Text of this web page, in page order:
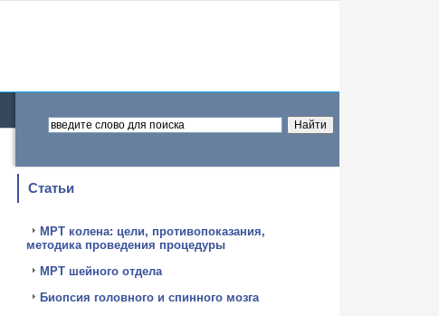
Статьи
МРТ колена: цели, противопоказания,
методика проведения процедуры
МРТ шейного отдела
Биопсия головного и спинного мозга